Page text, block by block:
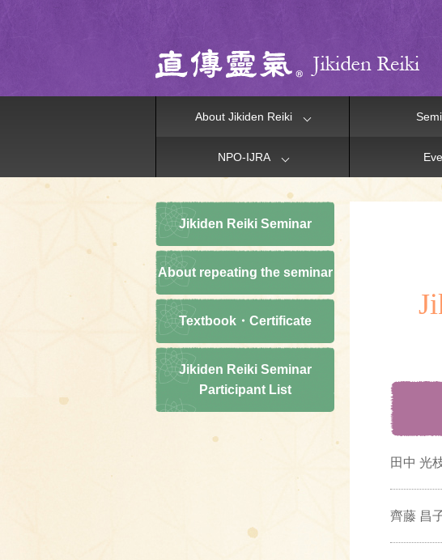
About Jikiden Reiki
NPO-IJRA
Jikiden Reiki Seminar
About repeating the seminar
Textbook・Certificate
Jikiden Reiki Seminar
Participant List
田中 光
齊藤 昌